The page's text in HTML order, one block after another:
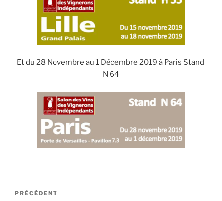
Et du 28 Novembre au 1 Décembre 2019 à Paris Stand
N 64
Navigation
Article
PRÉCÉDENT